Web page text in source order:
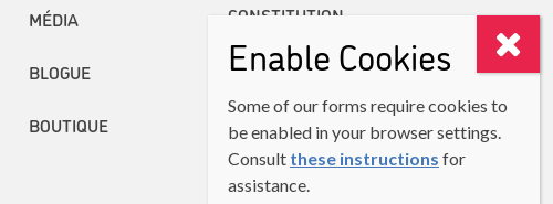
MÉDIA
BLOGUE
BOUTIQUE
CONSTITUTION
RAPPORTS ANNUELS
Enable Cookies
Some of our forms require cookies to
be enabled in your browser settings.
Consult these instructions for
assistance.